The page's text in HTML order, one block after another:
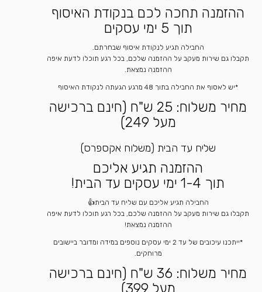
ההזמנה תחכה לכם בנקודת האיסוף
תוך 5 ימי עסקים
החבילה תגיע לנקודת איסוף שבחרתם.
תקבלו גם שירות מעקב על ההזמנה שלכם, בכל רגע תוכלו לדעת איפה
ההזמנה נמצאת.
*יש לאסוף את החבילה בתוך 48 מרגע הגעתה לנקודת האיסוף
מחיר משלוח: 25 ש"ח (חינם ברכישה
מעל 249)
שליח עד הבית (משלוח אקספרס)
ההזמנה תגיע אליכם
תוך 1-4 ימי עסקים עד הבית!
החבילה תגיע אליכם עם שליח עד הבית👍
תקבלו גם שירות מעקב על ההזמנה שלכם, בכל רגע תוכלו לדעת איפה
ההזמנה נמצאת!
*ייתכנו עיכובים של עד 2 ימי עסקים נוספים במידה ומדובר ביישובים
מרוחקים.
מחיר משלוח: 36 ש"ח (חינם ברכישה
מעל 399)